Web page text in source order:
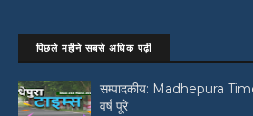
पिछले महीने सबसे अधिक पढ़ी
सम्पादकीय: Madhepura
वर्ष पूरे